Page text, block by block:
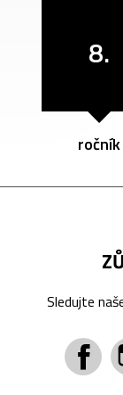
8.
ročník
Sledujte